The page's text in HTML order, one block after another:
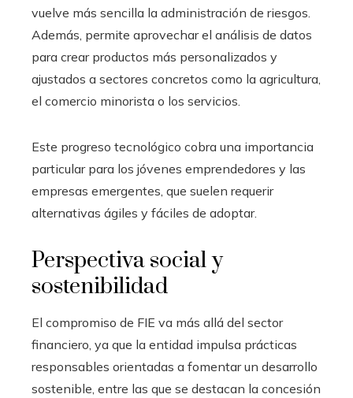
vuelve más sencilla la administración de riesgos.
Además, permite aprovechar el análisis de datos
para crear productos más personalizados y
ajustados a sectores concretos como la agricultura,
el comercio minorista o los servicios.
Este progreso tecnológico cobra una importancia
particular para los jóvenes emprendedores y las
empresas emergentes, que suelen requerir
alternativas ágiles y fáciles de adoptar.
Perspectiva social y
sostenibilidad
El compromiso de FIE va más allá del sector
financiero, ya que la entidad impulsa prácticas
responsables orientadas a fomentar un desarrollo
sostenible, entre las que se destacan la concesión